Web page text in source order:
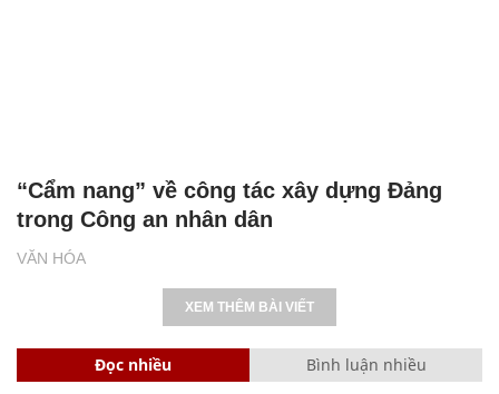
VĂN HÓA
“Cẩm nang” về công tác xây dựng Đảng
trong Công an nhân dân
XEM THÊM BÀI VIẾT
Đọc nhiều Bình luận nhiều